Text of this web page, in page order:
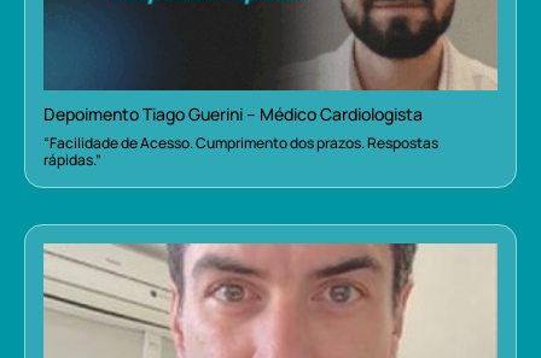
Depoimento Tiago Guerini – Médico Cardiologista
“Facilidade de Acesso. Cumprimento dos prazos. Respostas
rápidas.”